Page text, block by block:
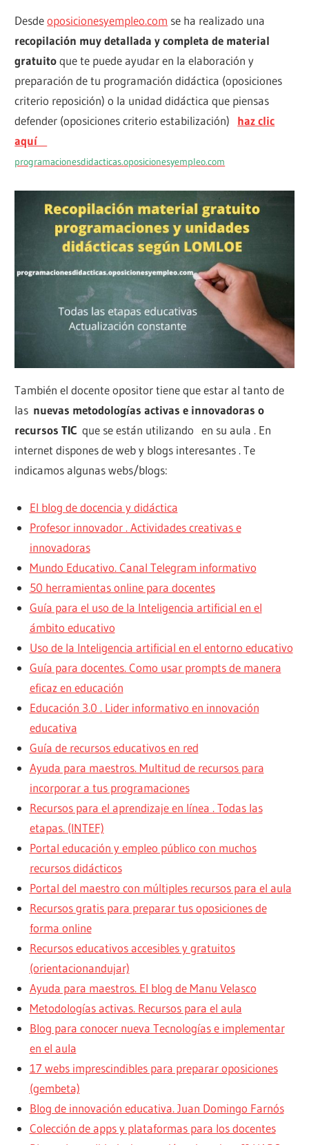
Desdeoposicionesyempleo.com se ha realizado una
recopilación muy detallada y completa de material
gratuitoque te puede ayudar en la elaboración y
preparación de tu programación didáctica (oposiciones
criterio reposición) o la unidad didáctica que piensas
defender (oposiciones criterio estabilización) haz clic
aquí
programacionesdidacticas.oposicionesyempleo.com
También el docente opositor tiene que estar al tanto de
las nuevas metodologías activas e innovadoras o
recursos TIC que se están utilizando en su aula . En
internet dispones de web y blogs interesantes . Te
indicamos algunas webs/blogs:
El blog de docencia y didáctica
Profesor innovador . Actividades creativas e
innovadoras
Mundo Educativo. Canal Telegram informativo
50 herramientas online para docentes
Guía para el uso de la Inteligencia artificial en el
ámbito educativo
Uso de la Inteligencia artificial en el entorno educativo
Guía para docentes. Como usar prompts de manera
eficaz en educación
Educación 3.0 . Lider informativo en innovación
educativa
Guía de recursos educativos en red
Ayuda para maestros. Multitud de recursos para
incorporar a tus programaciones
Recursos para el aprendizaje en línea . Todas las
etapas. (INTEF)
Portal educación y empleo público con muchos
recursos didácticos
Portal del maestro con múltiples recursos para el aula
Recursos gratis para preparar tus oposiciones de
forma online
Recursos educativos accesibles y gratuitos
(orientacionandujar)
Ayuda para maestros. El blog de Manu Velasco
Metodologías activas. Recursos para el aula
Blog para conocer nueva Tecnologías e implementar
en el aula
17 webs imprescindibles para preparar oposiciones
(gembeta)
Blog de innovación educativa. Juan Domingo Farnós
Colección de apps y plataformas para los docentes